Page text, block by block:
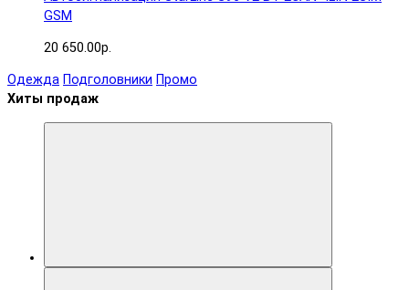
GSM
20 650.00р.
Одежда Подголовники Промо
Хиты продаж